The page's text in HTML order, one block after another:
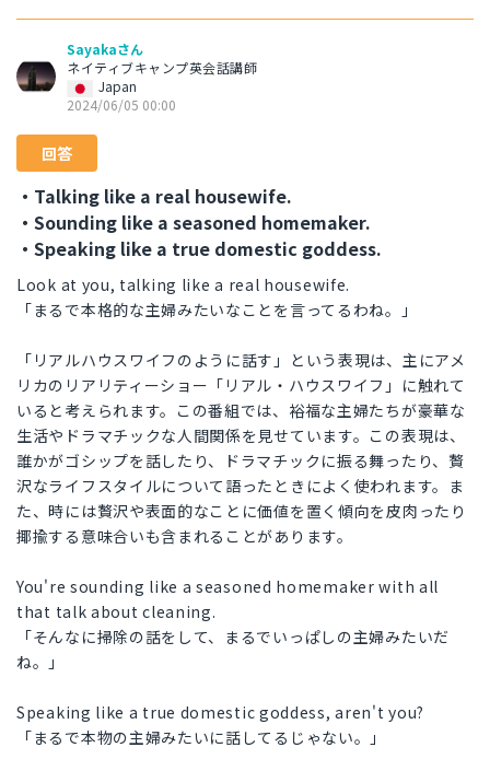
Sayakaさん
ネイティブキャンプ英会話講師
Japan
2024/06/05 00:00
回答
・Talking like a real housewife.
・Sounding like a seasoned homemaker.
・Speaking like a true domestic goddess.
Look at you, talking like a real housewife.
「まるで本格的な主婦みたいなことを言ってるわね。」
「リアルハウスワイフのように話す」という表現は、主にアメ
リカのリアリティーショー「リアル・ハウスワイフ」に触れて
いると考えられます。この番組では、裕福な主婦たちが豪華な
生活やドラマチックな人間関係を見せています。この表現は、
誰かがゴシップを話したり、ドラマチックに振る舞ったり、贅
沢なライフスタイルについて語ったときによく使われます。ま
た、時には贅沢や表面的なことに価値を置く傾向を皮肉ったり
揶揄する意味合いも含まれることがあります。
You're sounding like a seasoned homemaker with all
that talk about cleaning.
「そんなに掃除の話をして、まるでいっぱしの主婦みたいだ
ね。」
Speaking like a true domestic goddess, aren't you?
「まるで本物の主婦みたいに話してるじゃない。」